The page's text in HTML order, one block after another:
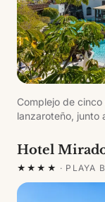
Complejo de
lanzaroteño, junto
circuito termal,
gastronómica
Hotel
★★★★ · PLAYA